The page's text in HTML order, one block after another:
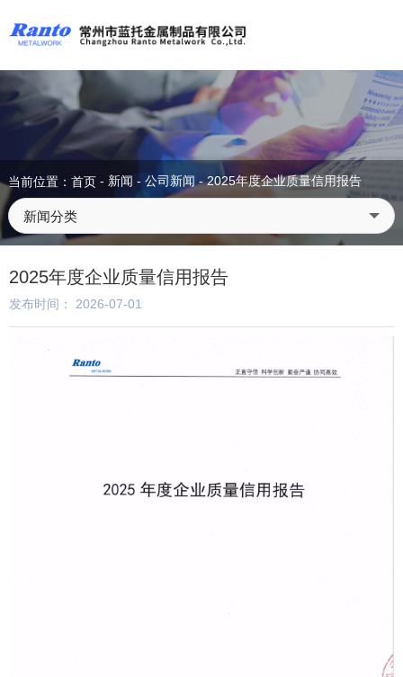
当前位置：首页 - 新闻 - 公司新闻 -2025年度企业质量信用报告
新闻分类
2025年度企业质量信用报告
发布时间： 2026-07-01